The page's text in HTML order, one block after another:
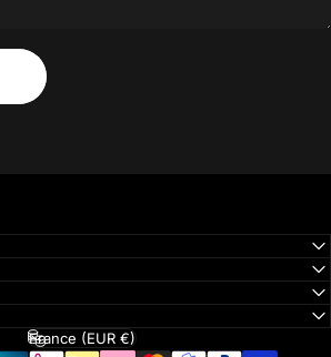
Pays/région
France (EUR €)